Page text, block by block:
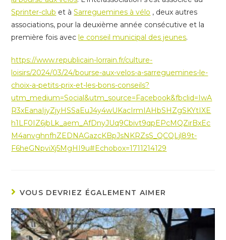
Sprinter-club et àSarreguemines à vélo , deux autres
associations, pour la deuxième année consécutive et la
première fois avecle conseil municipal des jeunes.
https://www.republicain-lorrain.fr/culture-
loisirs/2024/03/24/bourse-aux-velos-a-sarreguemines-le-
choix-a-petits-prix-et-les-bons-conseils?
utm_medium=Social&utm_source=Facebook&fbclid=IwA
R3xEanaIjyZjyHSSaEuJ4y4wUKacIrmIAHbSHZgSKYtIXE
h1LF0IZ6jbLk_aem_AfDnyJUq9Cbivt9qpEPcMQZirBxEc
M4anvghnfhZEDNAGazcKBpJsNKRZsS_QCQLjl89t-
F6heGNpviXj5MgHI9u#Echobox=1711214129
VOUS DEVRIEZ ÉGALEMENT AIMER